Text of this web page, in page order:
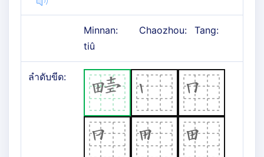
Minnan:
tiû
Chaozhou: Tang:
ลำดับขีด: